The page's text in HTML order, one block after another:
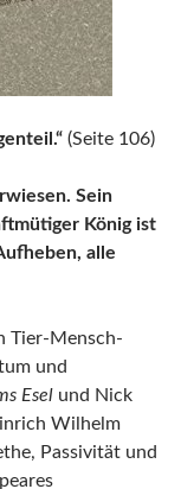
(Seite 106)
Sein
König ist
alle
Tier-Mensch-
und
Esel und Nick
Wilhelm
Passivität und